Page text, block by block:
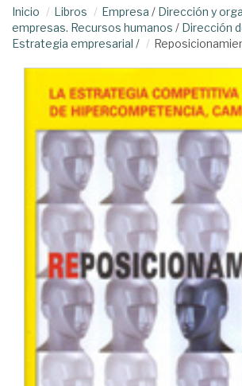
Inicio Libros Empresa / Dirección y
empresas. Recursos humanos / Dirección
Estrategia empresarial /